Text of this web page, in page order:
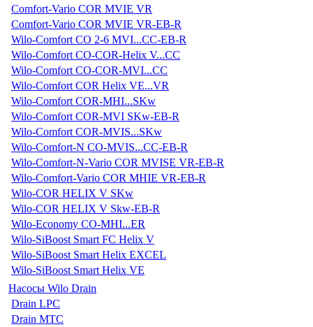
Comfort-Vario COR MVIE VR
Comfort-Vario COR MVIE VR-EB-R
Wilo-Comfort CO 2-6 MVI...CC-EB-R
Wilo-Comfort CO-COR-Helix V...CC
Wilo-Comfort CO-COR-MVI...CC
Wilo-Comfort COR Helix VE...VR
Wilo-Comfort COR-MHI...SKw
Wilo-Comfort COR-MVI SKw-EB-R
Wilo-Comfort COR-MVIS...SKw
Wilo-Comfort-N CO-MVIS...CC-EB-R
Wilo-Comfort-N-Vario COR MVISE VR-EB-R
Wilo-Comfort-Vario COR MHIE VR-EB-R
Wilo-COR HELIX V SKw
Wilo-COR HELIX V Skw-EB-R
Wilo-Economy CO-MHI...ER
Wilo-SiBoost Smart FC Helix V
Wilo-SiBoost Smart Helix EXCEL
Wilo-SiBoost Smart Helix VE
Насосы Wilo Drain
Drain LPC
Drain MTC